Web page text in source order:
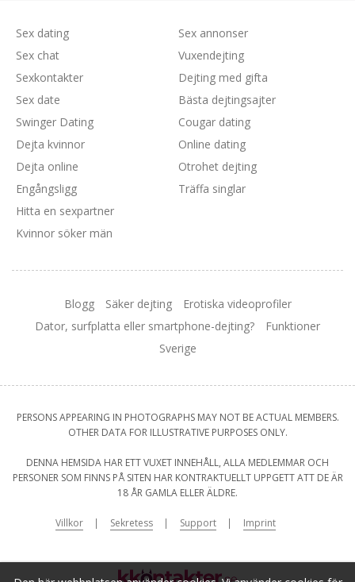
Sex dating
Sex chat
Sexkontakter
Sex date
Swinger Dating
Sex annonser
Vuxendejting
Dejting med gifta
Bästa dejtingsajter
Cougar dating
Dejta kvinnor
Dejta online
Engångsligg
Hitta en sexpartner
Kvinnor söker män
Online dating
Otrohet dejting
Träffa singlar
Blogg Säker dejting
Erotiska videoprofiler
Dator, surfplatta eller smartphone-dejting?
Funktioner
Sverige
PERSONS APPEARING IN PHOTOGRAPHS MAY NOT BE ACTUAL MEMBERS.
OTHER DATA FOR ILLUSTRATIVE PURPOSES ONLY.
DENNA HEMSIDA HAR ETT VUXET INNEHÅLL, ALLA MEDLEMMAR OCH
PERSONER SOM FINNS PÅ SITEN HAR KONTRAKTUELLT UPPGETT ATT DE ÄR
18 ÅR GAMLA ELLER ÄLDRE.
Villkor Sekretess Support Imprint